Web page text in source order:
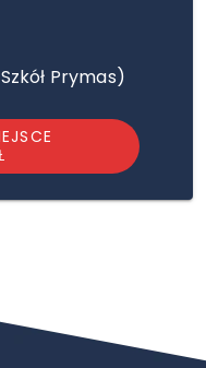
Prymas)